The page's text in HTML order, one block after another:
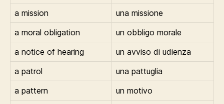
a mission
una missione
a moral obligation
un obbligo morale
a notice of hearing
un avviso di udienza
a patrol
una pattuglia
a pattern
un motivo